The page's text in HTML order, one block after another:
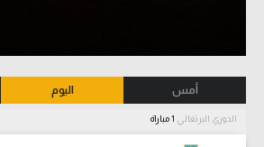
أمس اليوم
الدوري البرتغالي